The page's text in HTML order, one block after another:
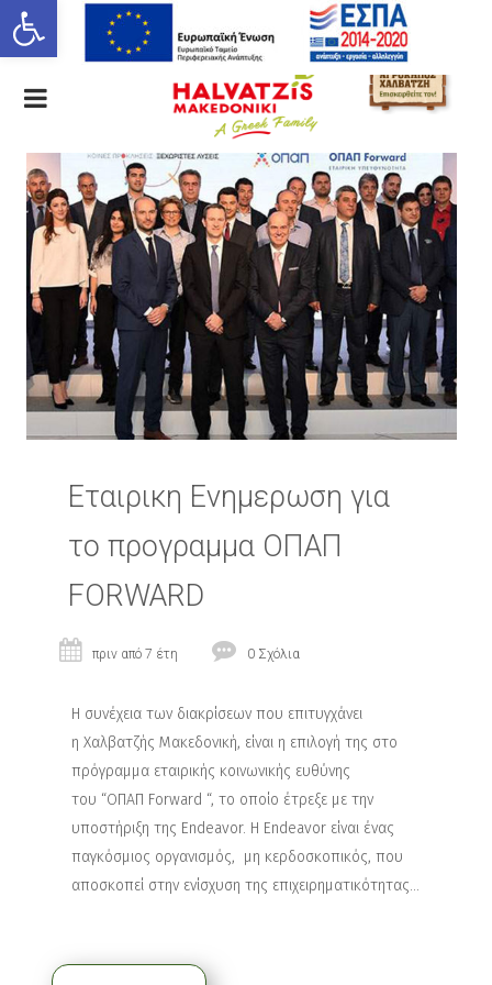
Ανοίξτε τη γραμμή εργαλείων ΕΛ
Εταιρικη Ενημερωση για
το προγραμμα OΠΑΠ
FORWARD
πριν από 7 έτη 0 Σχόλια
H συνέχεια των διακρίσεων που επιτυγχάνει
η Χαλβατζής Μακεδονική, είναι η επιλογή της στο
πρόγραμμα εταιρικής κοινωνικής ευθύνης
του “ΟΠΑΠ Forward “, το οποίο έτρεξε με την
υποστήριξη της Εndeavor. Η Endeavor είναι ένας
παγκόσμιος οργανισμός, μη κερδοσκοπικός, που
αποσκοπεί στην ενίσχυση της επιχειρηματικότητας...